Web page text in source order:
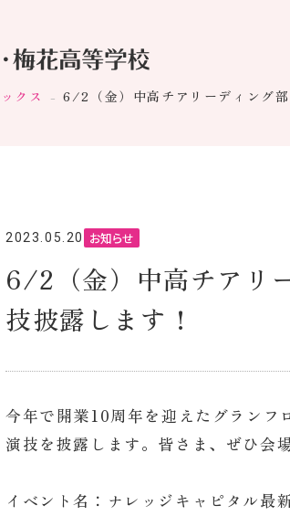
クス 6/2（金）中高チアリーディング
2023.05.20 お知らせ
6/2（金）中高チアリ
技披露します！
今年で開業10周年を迎えたグランフ
演技を披露します。皆さま、ぜひ会
イベント名：ナレッジキャピタル最